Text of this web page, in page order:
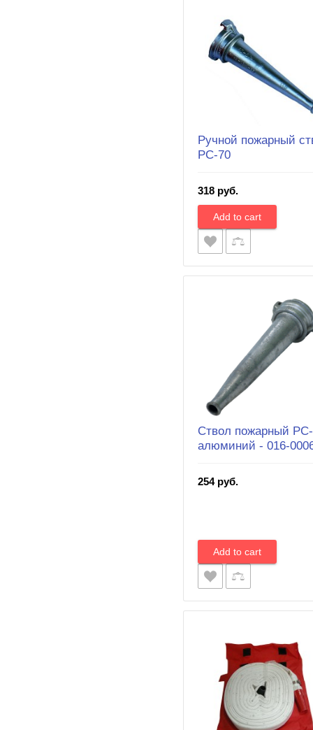
Ручной пожарный
РС-70
318 руб.
Ствол пожарный
алюминий - 016-
254 руб.